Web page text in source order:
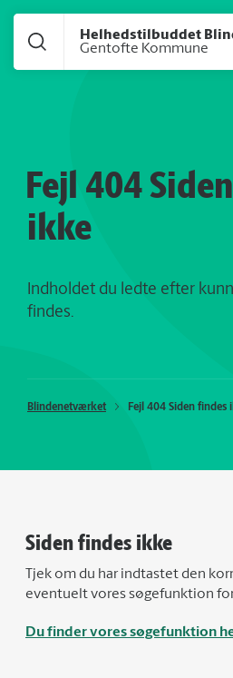
Helhedstilbuddet
Gentofte Kommune
Fejl 404
ikke
Indholdet du ledte efter
findes.
Blindenetværket Fejl 404 Siden findes
Siden findes ikke
Tjek om du har indtastet den
eventuelt vores søgefunktion
Du finder vores søgefunktion